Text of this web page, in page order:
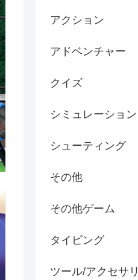
アクション
アドベンチャー
クイズ
シミュレーション
シューティング
その他
その他ゲーム
タイピング
ツール/アクセサリ